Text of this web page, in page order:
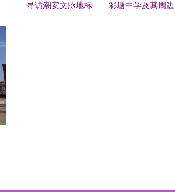
寻访潮安文脉地标——彩塘中学及其周边